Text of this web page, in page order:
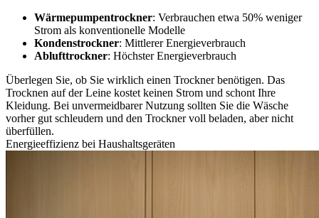
Wärmepumpentrockner: Verbrauchen etwa 50% weniger
Strom als konventionelle Modelle
Kondenstrockner: Mittlerer Energieverbrauch
Ablufttrockner: Höchster Energieverbrauch
Überlegen Sie, ob Sie wirklich einen Trockner benötigen. Das
Trocknen auf der Leine kostet keinen Strom und schont Ihre
Kleidung. Bei unvermeidbarer Nutzung sollten Sie die Wäsche
vorher gut schleudern und den Trockner voll beladen, aber nicht
überfüllen.
Energieeffizienz bei Haushaltsgeräten